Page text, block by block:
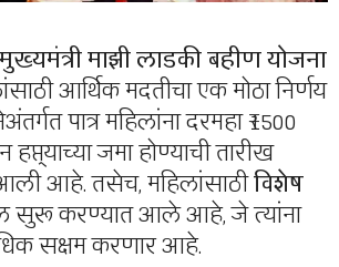
मुख्यमंत्री माझी लाडकी बहीण योजना
आर्थिक मदतीचा एक मोठा निर्णय
पात्र महिलांना दरमहा ₹1500
जमा होण्याची तारीख
आहे. तसेच, महिलांसाठीविशेष
सुरू करण्यात आले आहे, जे त्यांना
सक्षम करणार आहे.